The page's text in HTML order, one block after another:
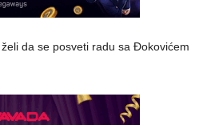
da se posveti radu sa Đokovićem